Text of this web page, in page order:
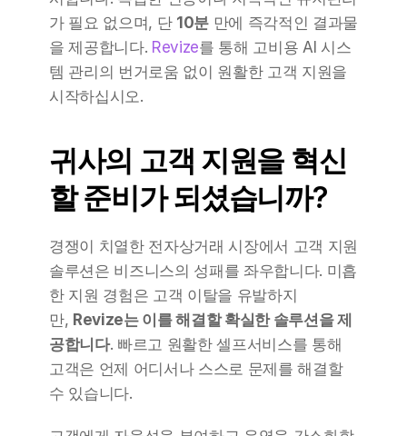
가 필요 없으며, 단 10분 만에 즉각적인 결과물
을 제공합니다. Revize를 통해 고비용 AI 시스
템 관리의 번거로움 없이 원활한 고객 지원을
시작하십시오.
귀사의 고객 지원을 혁신
할 준비가 되셨습니까?
경쟁이 치열한 전자상거래 시장에서 고객 지원
솔루션은 비즈니스의 성패를 좌우합니다. 미흡
한 지원 경험은 고객 이탈을 유발하지
만, Revize는 이를 해결할 확실한 솔루션을 제
공합니다. 빠르고 원활한 셀프서비스를 통해
고객은 언제 어디서나 스스로 문제를 해결할
수 있습니다.